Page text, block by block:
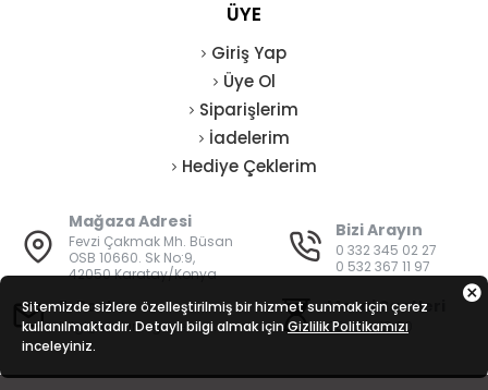
ÜYE
Giriş Yap
Üye Ol
Siparişlerim
İadelerim
Hediye Çeklerim
Mağaza Adresi
Fevzi Çakmak Mh. Büsan
OSB 10660. Sk No:9,
42050 Karatay/Konya
Bizi Arayın
0 332 345 02 27
0 532 367 11 97
E-Posta
bilgi@vatanisguvenligi.com
Mesai Saatleri
08:00 - 19:00
Sitemizde sizlere özelleştirilmiş bir hizmet sunmak için çerez
kullanılmaktadır. Detaylı bilgi almak için Gizlilik Politikamızı
inceleyiniz.